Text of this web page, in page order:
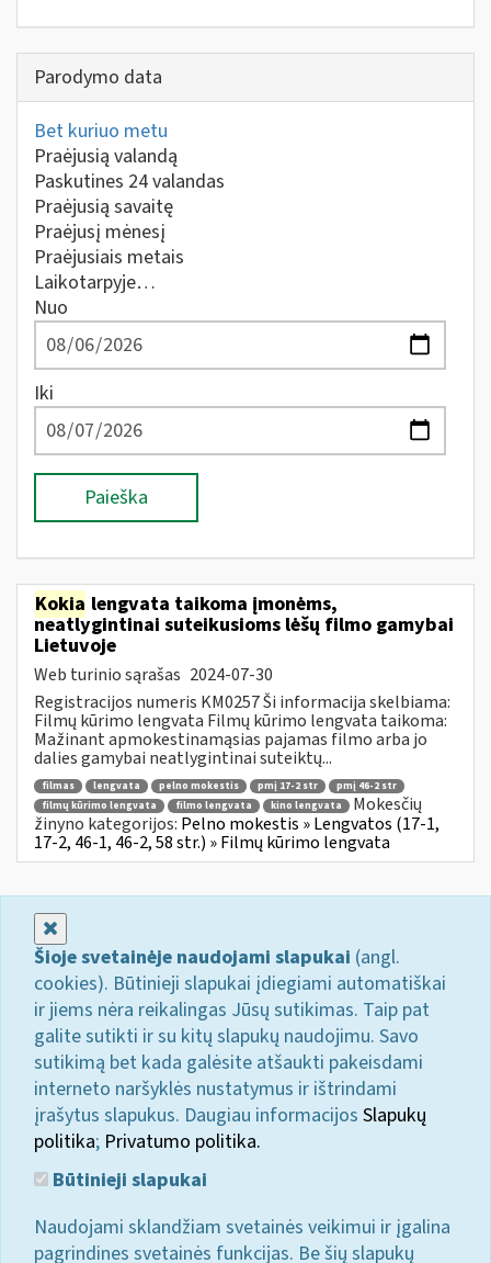
Parodymo data
Bet kuriuo metu
Praėjusią valandą
Paskutines 24 valandas
Praėjusią savaitę
Praėjusį mėnesį
Praėjusiais metais
Laikotarpyje…
Nuo
Iki
Paieška
Kokia lengvata taikoma įmonėms,
neatlygintinai suteikusioms lėšų filmo gamybai
Lietuvoje
Web turinio sąrašas 2024-07-30
Registracijos numeris KM0257 Ši informacija skelbiama:
Filmų kūrimo lengvata Filmų kūrimo lengvata taikoma:
Mažinant apmokestinamąsias pajamas filmo arba jo
dalies gamybai neatlygintinai suteiktų...
filmas lengvata pelno mokestis pmį 17-2 str
pmį 46-2 str
filmų kūrimo lengvata
filmo lengvata kino lengvata
Mokesčių
žinyno kategorijos: Pelno mokestis » Lengvatos (17-1,
17-2, 46-1, 46-2, 58 str.) » Filmų kūrimo lengvata
Šioje svetainėje naudojami slapukai (angl.
cookies). Būtinieji slapukai įdiegiami automatiškai
ir jiems nėra reikalingas Jūsų sutikimas. Taip pat
galite sutikti ir su kitų slapukų naudojimu. Savo
sutikimą bet kada galėsite atšaukti pakeisdami
interneto naršyklės nustatymus ir ištrindami
įrašytus slapukus. Daugiau informacijos Slapukų
politika; Privatumo politika.
Būtinieji slapukai
Naudojami sklandžiam svetainės veikimui ir įgalina
pagrindines svetainės funkcijas. Be šių slapukų